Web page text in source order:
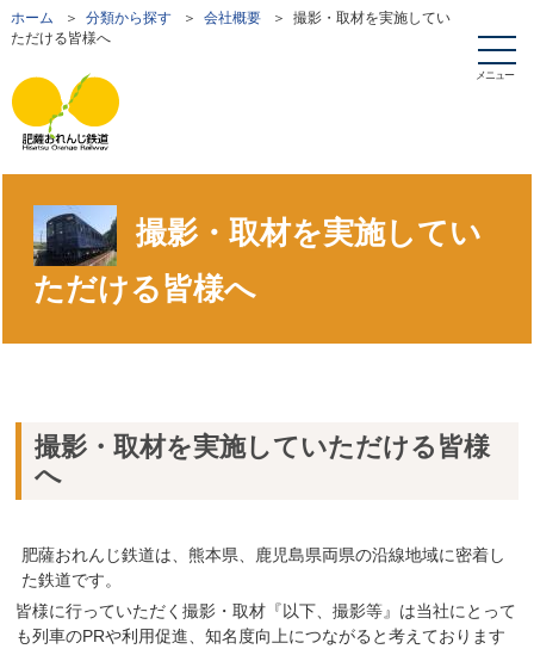
ホーム ＞ 分類から探す＞ 会社概要＞ 撮影・取材を実施してい
ただける皆様へ
メニュー
撮影・取材を実施してい
ただける皆様へ
撮影・取材を実施していただける皆様
へ
肥薩おれんじ鉄道は、熊本県、鹿児島県両県の沿線地域に密着し
た鉄道です。
皆様に行っていただく撮影・取材『以下、撮影等』は当社にとって
も列車のPRや利用促進、知名度向上につながると考えております